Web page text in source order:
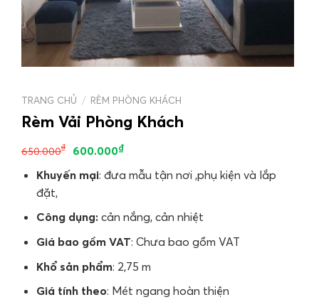
TRANG CHỦ / RÈM PHÒNG KHÁCH
Rèm Vải Phòng Khách
650.000₫ 600.000₫
Khuyến mại: đưa mẫu tận nơi ,phụ kiện và lắp
đặt,
Công dụng: cản nắng, cản nhiệt
Giá bao gồm VAT: Chưa bao gồm VAT
Khổ sản phẩm: 2,75 m
Giá tính theo: Mét ngang hoàn thiện